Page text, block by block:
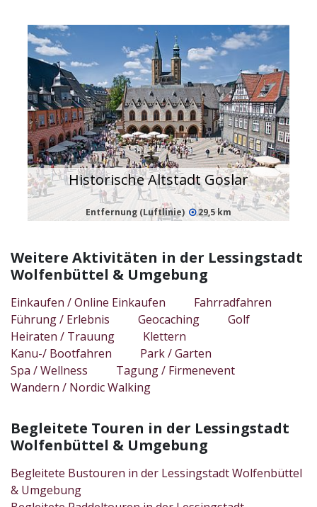
Historische Altstadt Goslar
Entfernung (Luftlinie) 29,5 km
Weitere Aktivitäten in der Lessingstadt
Wolfenbüttel & Umgebung
Einkaufen / Online Einkaufen
Fahrradfahren
Führung / Erlebnis
Geocaching
Golf
Heiraten / Trauung
Klettern
Kanu-/ Bootfahren
Park / Garten
Spa / Wellness
Tagung / Firmenevent
Wandern / Nordic Walking
Begleitete Touren in der Lessingstadt
Wolfenbüttel & Umgebung
Begleitete Bustouren in der Lessingstadt Wolfenbüttel
& Umgebung